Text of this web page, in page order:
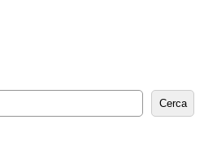
e
Cerca